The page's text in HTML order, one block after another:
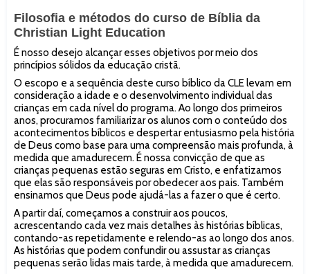
Filosofia e métodos do curso de Bíblia da
Christian Light Education
É nosso desejo alcançar esses objetivos por meio dos
princípios sólidos da educação cristã.
O escopo e a sequência deste curso bíblico da CLE levam em
consideração a idade e o desenvolvimento individual das
crianças em cada nível do programa. Ao longo dos primeiros
anos, procuramos familiarizar os alunos com o conteúdo dos
acontecimentos bíblicos e despertar entusiasmo pela história
de Deus como base para uma compreensão mais profunda, à
medida que amadurecem. É nossa convicção de que as
crianças pequenas estão seguras em Cristo, e enfatizamos
que elas são responsáveis por obedecer aos pais. Também
ensinamos que Deus pode ajudá-las a fazer o que é certo.
A partir daí, começamos a construir aos poucos,
acrescentando cada vez mais detalhes às histórias bíblicas,
contando-as repetidamente e relendo-as ao longo dos anos.
As histórias que podem confundir ou assustar as crianças
pequenas serão lidas mais tarde, à medida que amadurecem.